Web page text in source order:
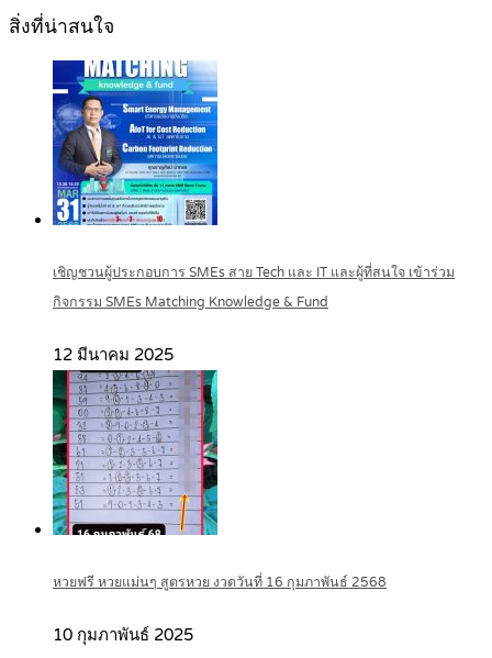
สิ่งที่น่าสนใจ
เชิญชวนผู้ประกอบการ SMEs สาย Tech และ IT และผู้ที่สนใจ เข้าร่วม
กิจกรรม SMEs Matching Knowledge & Fund
12 มีนาคม 2025
หวยฟรี หวยแม่นๆ สูตรหวย งวดวันที่ 16 กุมภาพันธ์ 2568
10 กุมภาพันธ์ 2025